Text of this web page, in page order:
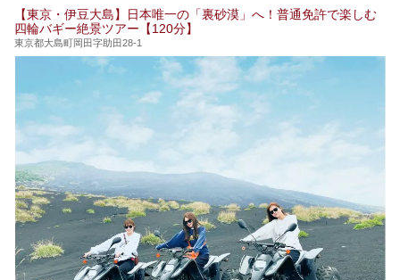
24時間営業で宿泊できる施設や、1,000円以下で楽しめる安
い施設、デートや休日レジャーにもぴったりなエンタメ要素
が充実した施設など、利用のシーンに合わせて参考にしてく
ださい。
【東京・伊豆大島】日本唯一の「裏砂漠」へ！普通免許で楽しむ
四輪バギー絶景ツアー【120分】
東京都大島町岡田字助田28-1